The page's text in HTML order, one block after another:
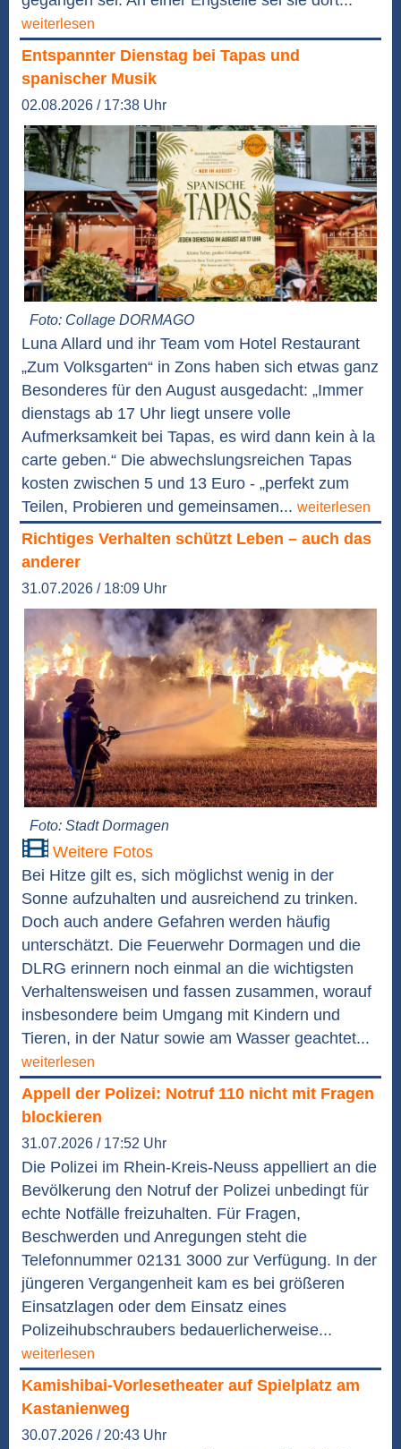
weiterlesen
Entspannter Dienstag bei Tapas und
spanischer Musik
02.08.2026 / 17:38 Uhr
Foto: Collage DORMAGO
Luna Allard und ihr Team vom Hotel Restaurant
„Zum Volksgarten“ in Zons haben sich etwas ganz
Besonderes für den August ausgedacht: „Immer
dienstags ab 17 Uhr liegt unsere volle
Aufmerksamkeit bei Tapas, es wird dann kein à la
carte geben.“ Die abwechslungsreichen Tapas
kosten zwischen 5 und 13 Euro - „perfekt zum
Teilen, Probieren und gemeinsamen... weiterlesen
Richtiges Verhalten schützt Leben – auch das
anderer
31.07.2026 / 18:09 Uhr
Foto: Stadt Dormagen
Weitere Fotos
Bei Hitze gilt es, sich möglichst wenig in der
Sonne aufzuhalten und ausreichend zu trinken.
Doch auch andere Gefahren werden häufig
unterschätzt. Die Feuerwehr Dormagen und die
DLRG erinnern noch einmal an die wichtigsten
Verhaltensweisen und fassen zusammen, worauf
insbesondere beim Umgang mit Kindern und
Tieren, in der Natur sowie am Wasser geachtet...
weiterlesen
Appell der Polizei: Notruf 110 nicht mit Fragen
blockieren
31.07.2026 / 17:52 Uhr
Die Polizei im Rhein-Kreis-Neuss appelliert an die
Bevölkerung den Notruf der Polizei unbedingt für
echte Notfälle freizuhalten. Für Fragen,
Beschwerden und Anregungen steht die
Telefonnummer 02131 3000 zur Verfügung. In der
jüngeren Vergangenheit kam es bei größeren
Einsatzlagen oder dem Einsatz eines
Polizeihubschraubers bedauerlicherweise...
weiterlesen
Kamishibai-Vorlesetheater auf Spielplatz am
Kastanienweg
30.07.2026 / 20:43 Uhr